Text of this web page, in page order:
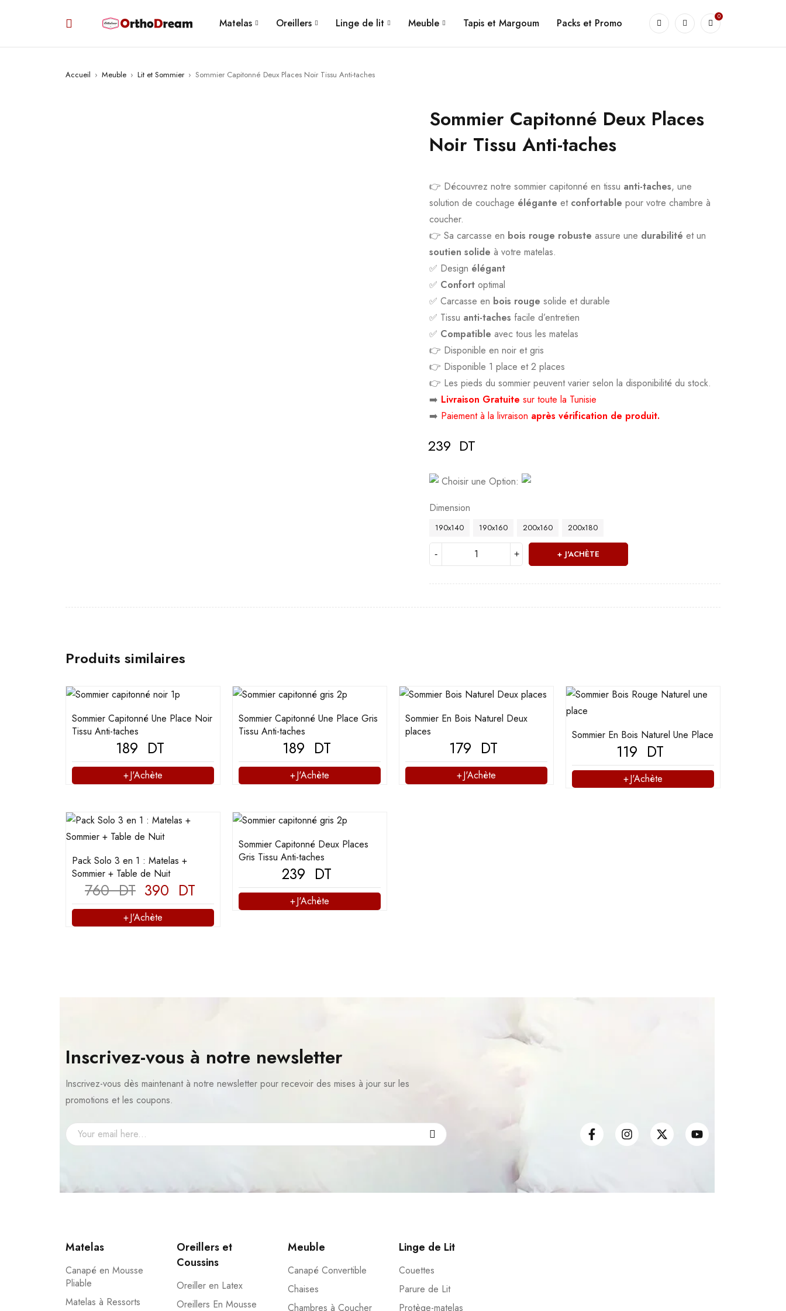
Matelas Oreillers Linge de lit Meuble Tapis et Margoum Packs et Promo
0
Accueil › Meuble › Lit et Sommier › Sommier Capitonné Deux Places Noir Tissu Anti-taches
Sommier Capitonné Deux Places
Noir Tissu Anti-taches
👉 Découvrez notre sommier capitonné en tissu anti-taches, une
solution de couchage élégante et confortable pour votre chambre à
coucher.
👉 Sa carcasse en bois rouge robuste assure une durabilité et un
soutien solide à votre matelas.
✅ Design élégant
✅ Confort optimal
✅ Carcasse en bois rouge solide et durable
✅ Tissu anti-taches facile d’entretien
✅ Compatible avec tous les matelas
👉 Disponible en noir et gris
👉 Disponible 1 place et 2 places
👉 Les pieds du sommier peuvent varier selon la disponibilité du stock.
➡️ Livraison Gratuite sur toute la Tunisie
➡️ Paiement à la livraison après vérification de produit.
239 DT
Choisir une Option:
Dimension
190x140 190x160 200x160 200x180
J'ACHÈTE
Produits similaires
Sommier Capitonné Une Place Noir
Tissu Anti-taches
189 DT
J'Achète
Sommier Capitonné Une Place Gris
Tissu Anti-taches
189 DT
J'Achète
Sommier En Bois Naturel Deux
places
179 DT
J'Achète
Sommier En Bois Naturel Une Place
119 DT
J'Achète
Pack Solo 3 en 1 : Matelas +
Sommier + Table de Nuit
760DT 390 DT
J'Achète
Sommier Capitonné Deux Places
Gris Tissu Anti-taches
239 DT
J'Achète
Inscrivez-vous à notre newsletter
Inscrivez-vous dès maintenant à notre newsletter pour recevoir des mises à jour sur les
promotions et les coupons.
Matelas
Canapé en Mousse
Pliable
Matelas à Ressorts
Oreillers et
Coussins
Oreiller en Latex
Oreillers En Mousse
Meuble
Canapé Convertible
Chaises
Chambres à Coucher
Linge de Lit
Couettes
Parure de Lit
Protège-matelas